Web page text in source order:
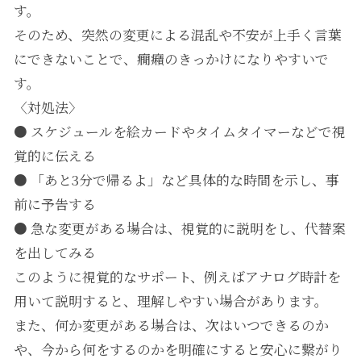
す。
そのため、突然の変更による混乱や不安が上手く言葉
にできないことで、癇癪のきっかけになりやすいで
す。
〈対処法〉
● スケジュールを絵カードやタイムタイマーなどで視
覚的に伝える
● 「あと3分で帰るよ」など具体的な時間を示し、事
前に予告する
● 急な変更がある場合は、視覚的に説明をし、代替案
を出してみる
このように視覚的なサポート、例えばアナログ時計を
用いて説明すると、理解しやすい場合があります。
また、何か変更がある場合は、次はいつできるのか
や、今から何をするのかを明確にすると安心に繋がり